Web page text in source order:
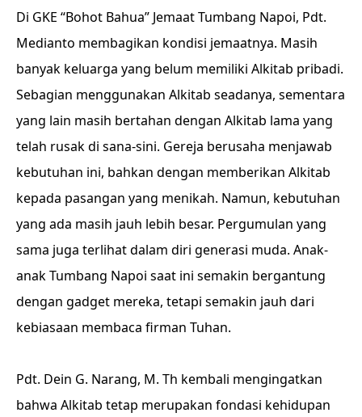
Di GKE “Bohot Bahua” Jemaat Tumbang Napoi, Pdt.
Medianto membagikan kondisi jemaatnya. Masih
banyak keluarga yang belum memiliki Alkitab pribadi.
Sebagian menggunakan Alkitab seadanya, sementara
yang lain masih bertahan dengan Alkitab lama yang
telah rusak di sana-sini. Gereja berusaha menjawab
kebutuhan ini, bahkan dengan memberikan Alkitab
kepada pasangan yang menikah. Namun, kebutuhan
yang ada masih jauh lebih besar. Pergumulan yang
sama juga terlihat dalam diri generasi muda. Anak-
anak Tumbang Napoi saat ini semakin bergantung
dengan gadget mereka, tetapi semakin jauh dari
kebiasaan membaca firman Tuhan.
Pdt. Dein G. Narang, M. Th kembali mengingatkan
bahwa Alkitab tetap merupakan fondasi kehidupan